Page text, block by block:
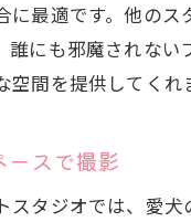
に最適です。他の
誰にも邪魔されな
空間を提供してくれ
ースで撮影
スタジオでは、愛